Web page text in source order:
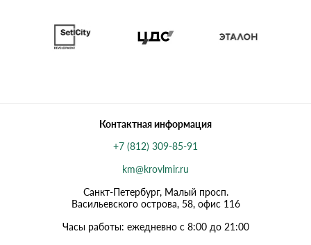
Контактная информация
+7 (812) 309-85-91
km@krovlmir.ru
Санкт-Петербург, Малый просп.
Васильевского острова, 58, офис 116
Часы работы: ежедневно с 8:00 до 21:00